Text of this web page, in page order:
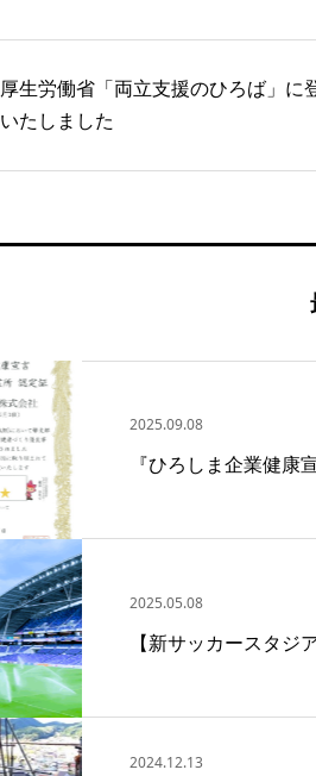
厚生労働省「両立支援のひろば」に
いたしました
2025.09.08
『ひろしま企業健
2025.05.08
【新サッカースタ
2024.12.13